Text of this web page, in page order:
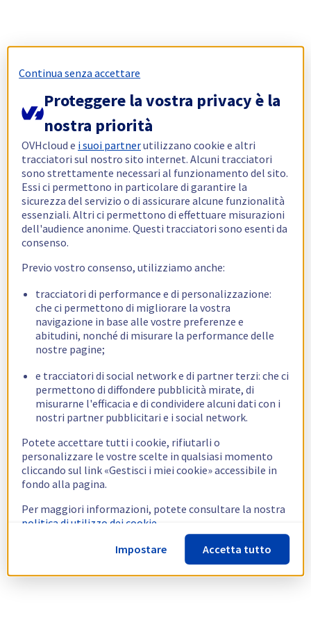
Continua senza accettare
Proteggere la vostra privacy è la
nostra priorità
OVHcloud e i suoi partnerutilizzano cookie e altri
tracciatori sul nostro sito internet. Alcuni tracciatori
sono strettamente necessari al funzionamento del sito.
Essi ci permettono in particolare di garantire la
sicurezza del servizio o di assicurare alcune funzionalità
essenziali. Altri ci permettono di effettuare misurazioni
dell'audience anonime. Questi tracciatori sono esenti da
consenso.
Previo vostro consenso, utilizziamo anche:
tracciatori di performance e di personalizzazione:
che ci permettono di migliorare la vostra
navigazione in base alle vostre preferenze e
abitudini, nonché di misurare la performance delle
nostre pagine;
e tracciatori di social network e di partner terzi: che ci
permettono di diffondere pubblicità mirate, di
misurarne l'efficacia e di condividere alcuni dati con i
nostri partner pubblicitari e i social network.
Potete accettare tutti i cookie, rifiutarli o
personalizzare le vostre scelte in qualsiasi momento
cliccando sul link «Gestisci i miei cookie» accessibile in
fondo alla pagina.
Per maggiori informazioni, potete consultare la nostra
politica di utilizzo dei cookie.
Impostare
Accetta tutto